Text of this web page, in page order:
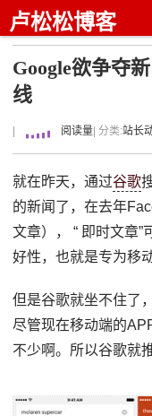
卢松松博客
Google欲争夺
线
阅读量 | 分类:站长
就在昨天，通过谷歌
的新闻了，在去年
文章）， “ 即时文章
好性，也就是专为移
但是谷歌就坐不住了
尽管现在移动端的
不少啊。所以谷歌就